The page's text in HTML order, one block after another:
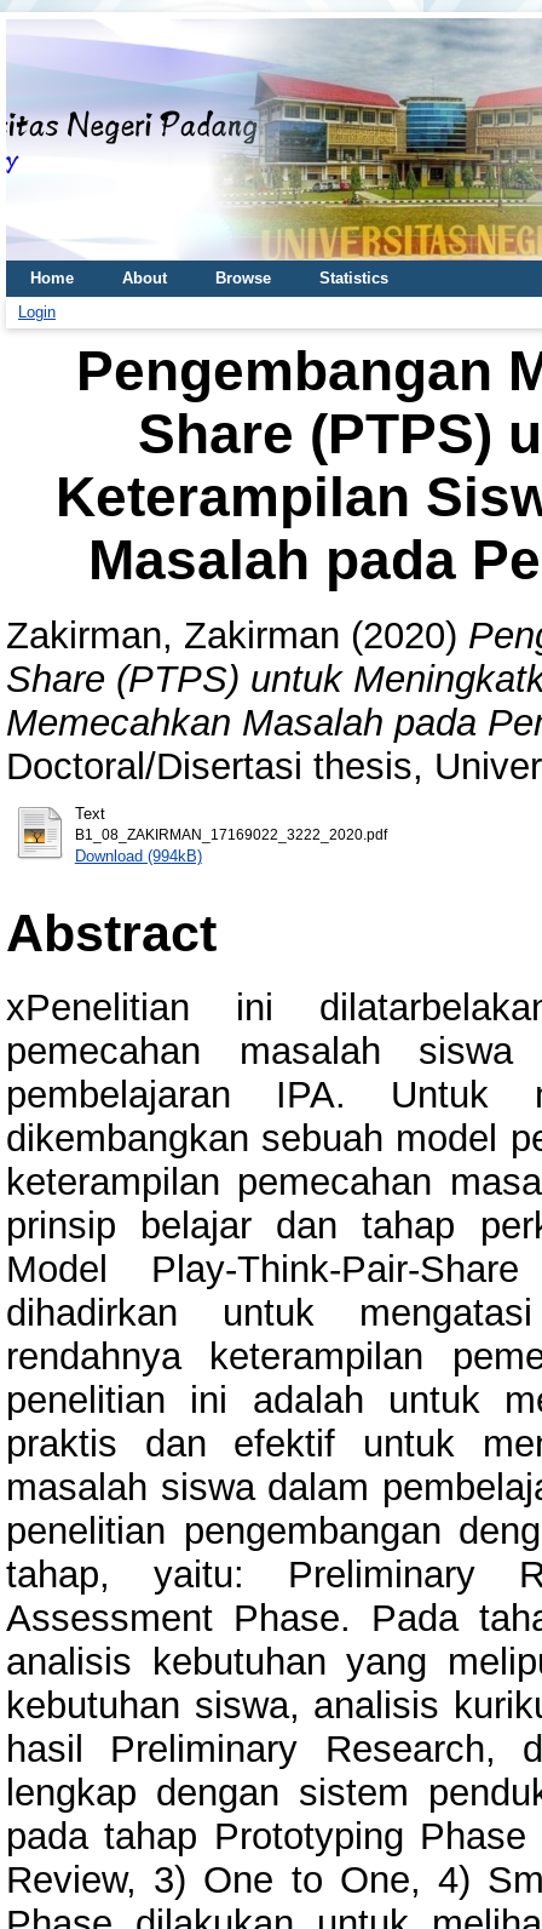
Home About Browse
Statistics
Login
Pengembangan
Share (PTPS)
Keterampilan
Masalah pada
Zakirman, Zakirman (2020)
Share (PTPS) untuk
Memecahkan Masalah pada
Doctoral/Disertasi thesis,
Text
B1_08_ZAKIRMAN_17169022_3222_2020.pdf
Download (994kB)
Abstract
xPenelitian ini
pemecahan masalah
pembelajaran IPA. Untuk
dikembangkan sebuah model
keterampilan pemecahan
prinsip belajar dan tahap
Model Play-Think-Pair-
dihadirkan untuk
rendahnya keterampilan
penelitian ini adalah untuk
praktis dan efektif untuk
masalah siswa dalam
penelitian pengembangan
tahap, yaitu: Preliminary
Assessment Phase. Pada
analisis kebutuhan yang
kebutuhan siswa, analisis
hasil Preliminary Research,
lengkap dengan sistem
pada tahap Prototyping
Review, 3) One to One, 4)